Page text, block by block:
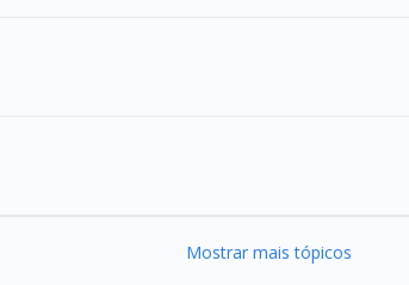
Mostrar mais tópicos